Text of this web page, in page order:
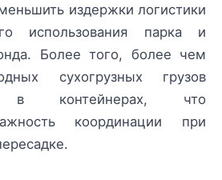
издержки логистики
использования парка и
Более того, более чем
сухогрузных грузов
в контейнерах, что
координации при